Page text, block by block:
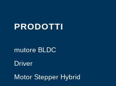
PRODOTTI
mutore BLDC
Driver
Motor Stepper Hybrid